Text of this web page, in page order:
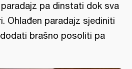
pa dinstati dok sva
Ohlađen paradajz sjediniti
brašno posoliti pa